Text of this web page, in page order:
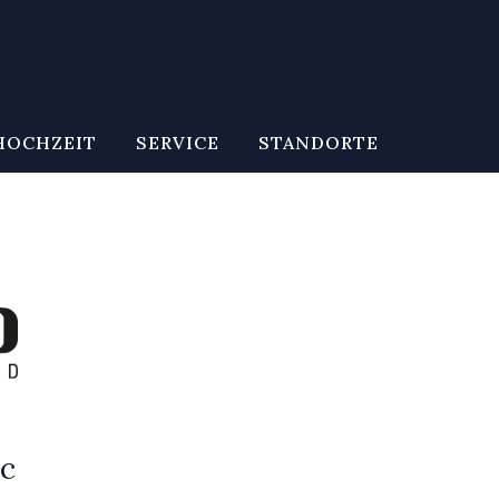
SERVICE STANDORTE